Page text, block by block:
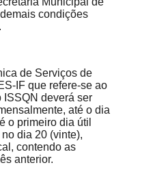
condições
de Serviços de
IF que refere-se ao
ISSQN deverá ser
até o dia
o primeiro dia útil
dia 20 (vinte),
contendo as
anterior.